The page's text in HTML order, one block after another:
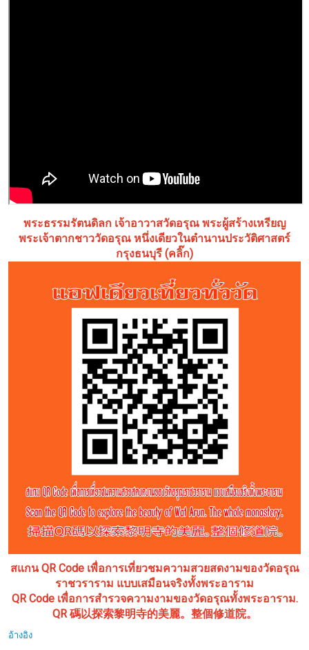
พระธรรมรัตนดิลก เจ้าอาวาสวัดอรุณ พระผู้สร้างเหรียญ
พระเจ้าตากชาววัดอรุณ หนึ่งเดียวในตำนานประวัติศาสตร์
กรุงธนบุรี (คลิ๊ก)
สแกน QR Code เพื่อการเที่ยวชมความสวยสดงามของวัดอรุณ
ราชวราราม แบบเสมือนจริงทั้งพระอาราม
QR Code เพื่อการสำรวจความงามของวัดอรุณทั้งพระอาราม.
QR 碼以探索黎明寺的美麗。整個修道院。
อ้างอิง